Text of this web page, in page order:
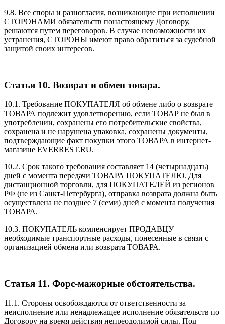
9.8. Все споры и разногласия, возникающие при исполнении
СТОРОНАМИ обязательств понастоящему Договору,
решаются путем переговоров. В случае невозможности их
устранения, СТОРОНЫ имеют право обратиться за судебной
защитой своих интересов.
Статья 10. Возврат и обмен товара.
10.1. Требование ПОКУПАТЕЛЯ об обмене либо о возврате
ТОВАРА подлежит удовлетворению, если ТОВАР не был в
употреблении, сохранены его потребительские свойства,
сохранена и не нарушена упаковка, сохранены документы,
подтверждающие факт покупки этого ТОВАРА в интернет-
магазине EVERREST.RU.
10.2. Срок такого требования составляет 14 (четырнадцать)
дней с момента передачи ТОВАРА ПОКУПАТЕЛЮ. Для
дистанционной торговли, для ПОКУПАТЕЛЕЙ из регионов
РФ (не из Санкт-Петербурга), отправка возврата должна быть
осуществлена не позднее 7 (семи) дней с момента получения
ТОВАРА.
10.3. ПОКУПАТЕЛЬ компенсирует ПРОДАВЦУ
необходимые транспортные расходы, понесенные в связи с
организацией обмена или возврата ТОВАРА.
Статья 11. Форс-мажорные обстоятельства.
11.1. Стороны освобождаются от ответственности за
неисполнение или ненадлежащее исполнение обязательств по
Договору на время действия непреодолимой силы. Под